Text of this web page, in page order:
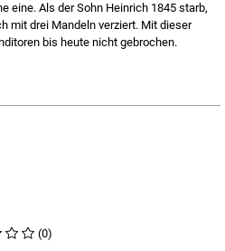
eine. Als der Sohn Heinrich 1845 starb,
mit drei Mandeln verziert. Mit dieser
bis heute nicht gebrochen.
(0)